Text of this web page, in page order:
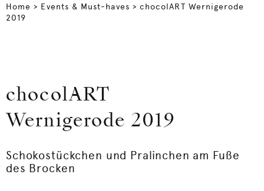
Home > Events & Must-haves > chocolART Wernigerode
2019
chocolART
Wernigerode 2019
Schokostückchen und Pralinchen am Fuße
des Brocken